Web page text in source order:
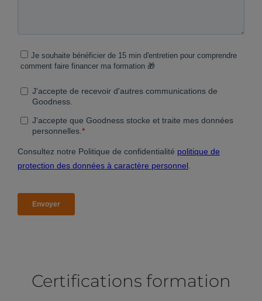
Certifications formation